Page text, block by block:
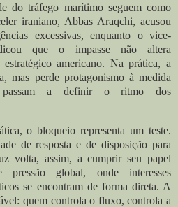
do tráfego marítimo seguem como
iraniano, Abbas Araqchi, acusou
excessivas, enquanto o vice-
que o impasse não altera
americano. Na prática, a
mas perde protagonismo à medida
passam a definir o ritmo dos
o bloqueio representa um teste.
de resposta e de disposição para
volta, assim, a cumprir seu papel
global, onde interesses
se encontram de forma direta. A
quem controla o fluxo, controla a